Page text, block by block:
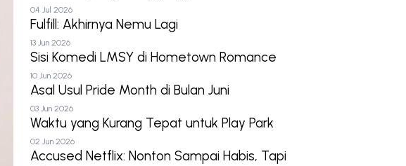
04 Jul 2026
Fulfill: Akhirnya Nemu Lagi
13 Jun 2026
Sisi Komedi LMSY di Hometown Romance
10 Jun 2026
Asal Usul Pride Month di Bulan Juni
03 Jun 2026
Waktu yang Kurang Tepat untuk Play Park
02 Jun 2026
Accused Netflix: Nonton Sampai Habis, Tapi